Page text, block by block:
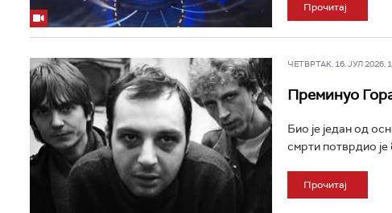
Прочитај
ЧЕТВРТАК, 16. ЈУЛ 2026,
Преминуо
Био је један од
смрти потврдио је
Прочитај